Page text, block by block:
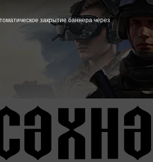
закрытие баннера через